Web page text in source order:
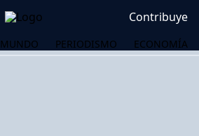
Contribuye
MUNDO PERIODISMO ECONOMÍA